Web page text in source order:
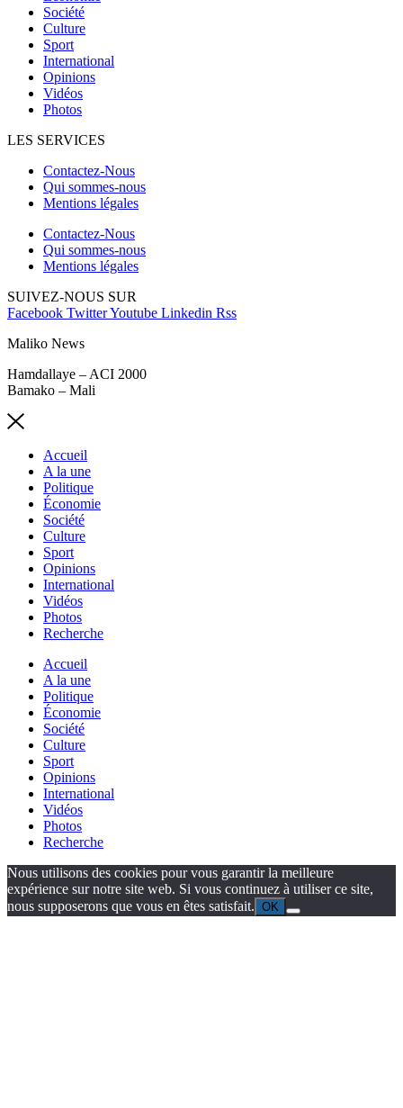
Société
Culture
Sport
International
Opinions
Vidéos
Photos
LES SERVICES
Contactez-Nous
Qui sommes-nous
Mentions légales
Contactez-Nous
Qui sommes-nous
Mentions légales
SUIVEZ-NOUS SUR
Facebook TwitterYoutube Linkedin Rss
Maliko News
Hamdallaye – ACI 2000
Bamako – Mali
Accueil
A la une
Politique
Économie
Société
Culture
Sport
Opinions
International
Vidéos
Photos
Recherche
Accueil
A la une
Politique
Économie
Société
Culture
Sport
Opinions
International
Vidéos
Photos
Recherche
Nous utilisons des cookies pour vous garantir la meilleure
expérience sur notre site web. Si vous continuez à utiliser ce site,
nous supposerons que vous en êtes satisfait. OK